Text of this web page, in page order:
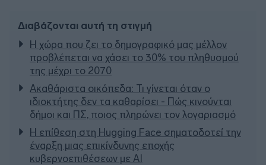
Διαβάζονται αυτή τη στιγμή
Η χώρα που ζει το δημογραφικό μας μέλλον
προβλέπεται να χάσει το 30% του πληθυσμού
της μέχρι το 2070
Ακαθάριστα οικόπεδα: Τι γίνεται όταν ο
ιδιοκτήτης δεν τα καθαρίσει - Πώς κινούνται
δήμοι και ΠΣ, ποιος πληρώνει τον λογαριασμό
Η επίθεση στη Hugging Face σηματοδοτεί την
έναρξη μιας επικίνδυνης εποχής
κυβερνοεπιθέσεων με AI